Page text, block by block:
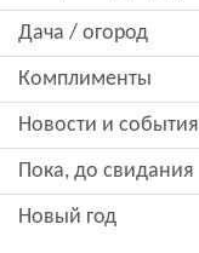
дача / огород
комплименты
новости и события
пока, до свидания
новый год